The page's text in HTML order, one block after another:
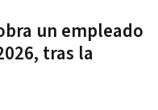
un empleado
tras la